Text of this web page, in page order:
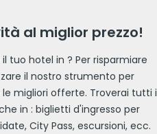
al miglior prezzo!
tuo hotel in ? Per risparmiare
il nostro strumento per
migliori offerte. Troverai tutti i
in : biglietti d'ingresso per
City Pass, escursioni, ecc.